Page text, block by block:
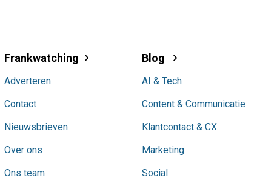
Frankwatching
Adverteren
Contact
Nieuwsbrieven
Over ons
Ons team
Blog
AI & Tech
Content & Communicatie
Klantcontact & CX
Marketing
Social